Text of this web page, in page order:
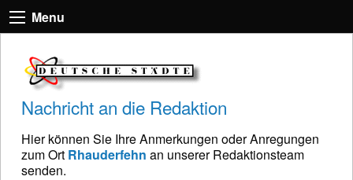
Menu
Nachricht an die Redaktion
Hier können Sie Ihre Anmerkungen oder Anregungen
zum Ort Rhauderfehn an unserer Redaktionsteam
senden.